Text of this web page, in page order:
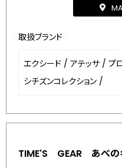
取扱ブランド
エクシード / アテッサ / プ
シチズンコレクション /
TIME'S GEAR あべの